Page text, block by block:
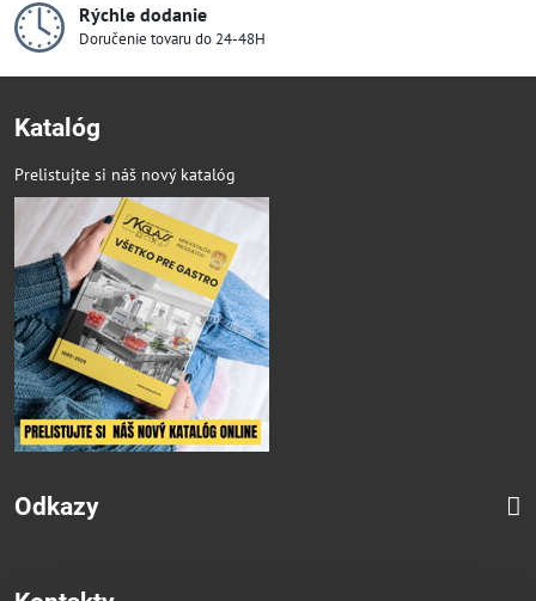
Rýchle dodanie
Doručenie tovaru do 24-48H
Katalóg
Prelistujte si náš nový katalóg
Odkazy